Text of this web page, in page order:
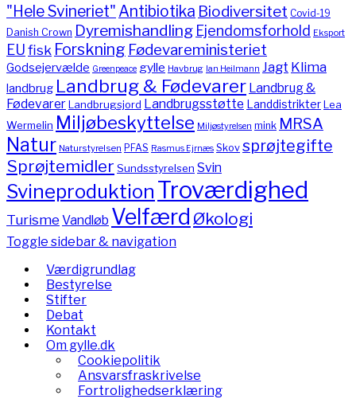
"Hele Svineriet" Antibiotika Biodiversitet Covid-19
Danish Crown Dyremishandling Ejendomsforhold Eksport
EUfisk Forskning Fødevareministeriet
Godsejervælde Greenpeace gylle Havbrug Ian Heilmann Jagt Klima
landbrug Landbrug & Fødevarer Landbrug &
FødevarerLandbrugsjord Landbrugsstøtte LanddistrikterLea
Wermelin Miljøbeskyttelse Miljøstyrelsen mink MRSA
Natur Naturstyrelsen PFAS Rasmus Ejrnæs Skov sprøjtegifte
Sprøjtemidler Sundsstyrelsen Svin
Svineproduktion Troværdighed
TurismeVandløb Velfærd Økologi
Toggle sidebar & navigation
Værdigrundlag
Bestyrelse
Stifter
Debat
Kontakt
Om gylle.dk
Cookiepolitik
Ansvarsfraskrivelse
Fortrolighedserklæring